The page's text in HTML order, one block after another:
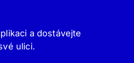
a dostávejte
ulici.